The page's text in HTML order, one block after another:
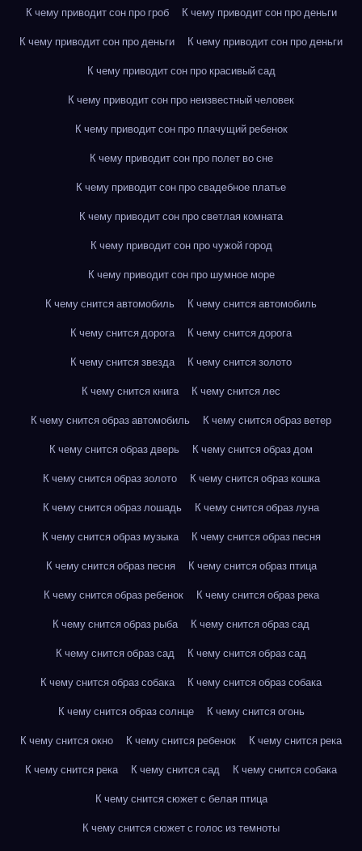
К чему приводит сон про гроб
К чему приводит сон про деньги
К чему приводит сон про деньги
К чему приводит сон про деньги
К чему приводит сон про красивый сад
К чему приводит сон про неизвестный человек
К чему приводит сон про плачущий ребенок
К чему приводит сон про полет во сне
К чему приводит сон про свадебное платье
К чему приводит сон про светлая комната
К чему приводит сон про чужой город
К чему приводит сон про шумное море
К чему снится автомобиль
К чему снится автомобиль
К чему снится дорога
К чему снится дорога
К чему снится звезда
К чему снится золото
К чему снится книга
К чему снится лес
К чему снится образ автомобиль
К чему снится образ ветер
К чему снится образ дверь
К чему снится образ дом
К чему снится образ золото
К чему снится образ кошка
К чему снится образ лошадь
К чему снится образ луна
К чему снится образ музыка
К чему снится образ песня
К чему снится образ песня
К чему снится образ птица
К чему снится образ ребенок
К чему снится образ река
К чему снится образ рыба
К чему снится образ сад
К чему снится образ сад
К чему снится образ сад
К чему снится образ собака
К чему снится образ собака
К чему снится образ солнце
К чему снится огонь
К чему снится окно
К чему снится ребенок
К чему снится река
К чему снится река
К чему снится сад
К чему снится собака
К чему снится сюжет с белая птица
К чему снится сюжет с голос из темноты